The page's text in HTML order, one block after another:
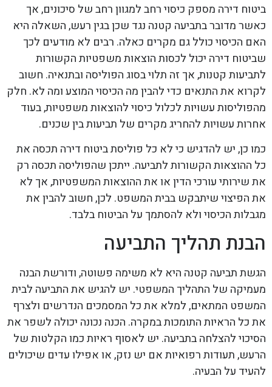
ביטוח דירה מספק כיסוי רחב למגוון רחב של סיכונים, אך
כאשר מדובר בתביעה קטנה נגד שכן בגין רעש, השאלה היא
האם הכיסוי כולל גם מקרים כאלה. רבים לא מודעים לכך
שביטוח דירה יכול לכסות הוצאות משפטיות הקשורות
לתביעות קטנות, אך זה תלוי בסוג הפוליסה ובתנאיה. חשוב
לקרוא את התנאים כדי להבין מה הכיסוי המוצע ומה לא. חלק
מהפוליסות עשויות לכלול כיסוי להוצאות משפטיות, בעוד
אחרות עשויות להחריג מקרים של תביעות בין שכנים.
כמו כן, יש להדגיש כי לא כל פוליסת ביטוח דירה תכסה את
כל ההוצאות הקשורות לתביעה. ייתכן שהפוליסה תכסה רק
את שירותי עורכי הדין או את ההוצאות המשפטיות, אך לא
את הפיצוי שיתבקש בבית המשפט. לכן, חשוב להבין את
מגבלות הכיסוי ולא להסתמך על הביטוח בלבד.
הבנת תהליך התביעה
הגשת תביעה קטנה היא לא משימה פשוטה, ודורשת הבנה
מעמיקה של התהליך המשפטי. יש להגיש את התביעה לבית
המשפט המתאים, למלא את כל המסמכים הנדרשים ולצרף
את כל הראיות התומכות במקרה. הכנה נכונה יכולה לשפר את
הסיכוי להצלחה בתביעה. יש לאסוף ראיות כמו הקלטות של
הרעש, תעודות רפואיות אם יש נזק, או אפילו עדים שיכולים
להעיד על הבעיה.